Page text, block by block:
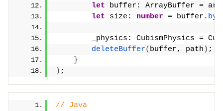
let buffer: ArrayBuffer =
let size: number = buffer.
_physics: CubismPhysics =
deleteBuffer( buffer, path ) ;
}
) ;
// Java